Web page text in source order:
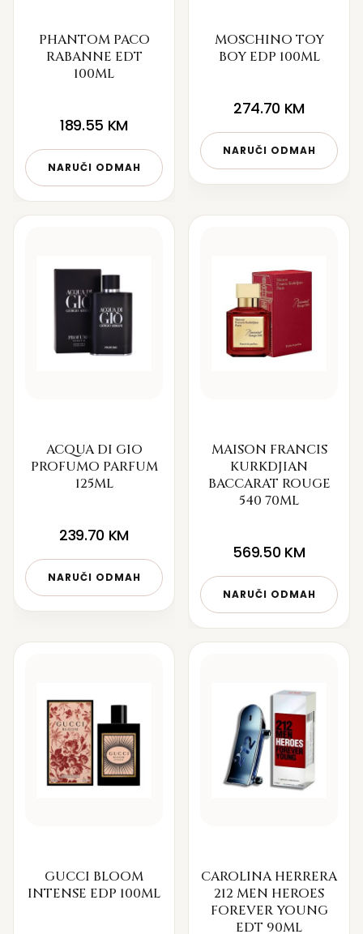
PHANTOM PACO
RABANNE EDT
100ML
189.55 KM
NARUČI ODMAH
MOSCHINO TOY
BOY EDP 100ML
274.70 KM
NARUČI ODMAH
ACQUA DI GIO
PROFUMO PARFUM
125ML
239.70 KM
NARUČI ODMAH
MAISON FRANCIS
KURKDJIAN
BACCARAT ROUGE
540 70ML
569.50 KM
NARUČI ODMAH
GUCCI BLOOM
INTENSE EDP 100ML
CAROLINA HERRERA
212 MEN HEROES
FOREVER YOUNG
EDT 90ML